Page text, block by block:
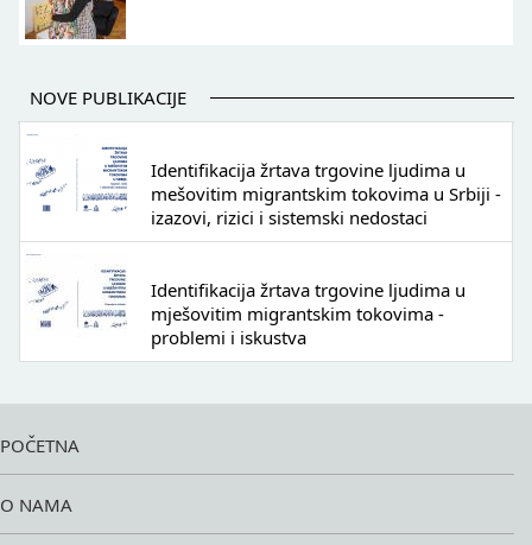
NOVE PUBLIKACIJE
Identifikacija žrtava trgovine ljudima u
mešovitim migrantskim tokovima u Srbiji -
izazovi, rizici i sistemski nedostaci
Identifikacija žrtava trgovine ljudima u
mješovitim migrantskim tokovima -
problemi i iskustva
POČETNA
O NAMA